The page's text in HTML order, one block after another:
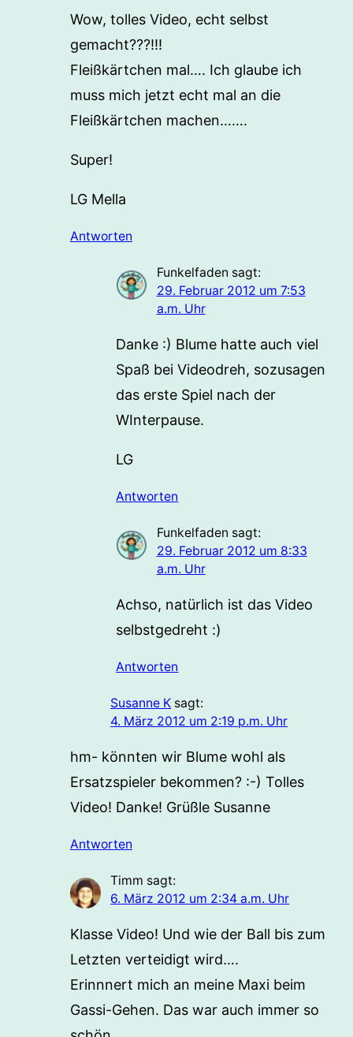
Wow, tolles Video, echt selbst
gemacht???!!!
Fleißkärtchen mal…. Ich glaube ich
muss mich jetzt echt mal an die
Fleißkärtchen machen…….
Super!
LG Mella
Antworten
Funkelfaden sagt:
29. Februar 2012 um 7:53
a.m. Uhr
Danke :) Blume hatte auch viel
Spaß bei Videodreh, sozusagen
das erste Spiel nach der
WInterpause.
LG
Antworten
Funkelfaden sagt:
29. Februar 2012 um 8:33
a.m. Uhr
Achso, natürlich ist das Video
selbstgedreht :)
Antworten
Susanne K sagt:
4. März 2012 um 2:19 p.m. Uhr
hm- könnten wir Blume wohl als
Ersatzspieler bekommen? :-) Tolles
Video! Danke! Grüßle Susanne
Antworten
Timm sagt:
6. März 2012 um 2:34 a.m. Uhr
Klasse Video! Und wie der Ball bis zum
Letzten verteidigt wird….
Erinnnert mich an meine Maxi beim
Gassi-Gehen. Das war auch immer so